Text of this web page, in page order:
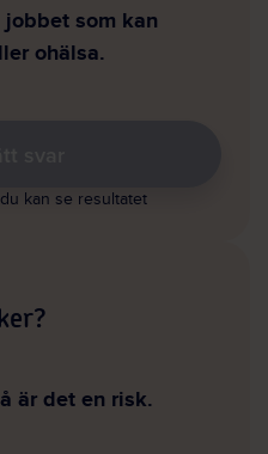
som kan
ohälsa.
kan se resultatet
är det en risk.